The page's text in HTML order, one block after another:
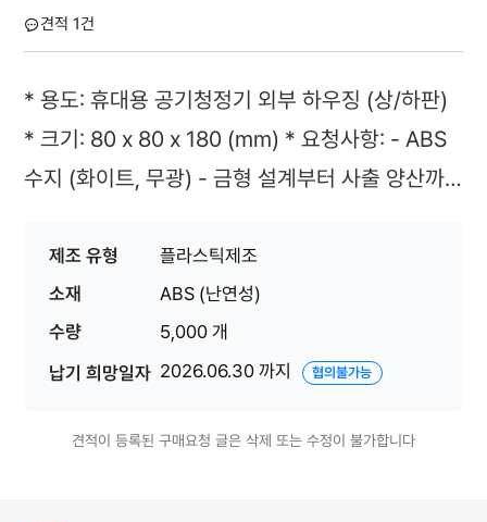
견적 1건
* 용도: 휴대용 공기청정기 외부 하우징 (상/하판)
* 크기: 80 x 80 x 180 (mm) * 요청사항: - ABS
수지 (화이트, 무광) - 금형 설계부터 사출 양산까
s 질감) 포함
제조 유형
플라스틱제조
소재
ABS (난연성)
수량
5,000 개
납기 희망일자 2026.06.30 까지 협의불가능
견적이 등록된 구매요청 글은 삭제 또는 수정이 불가합니다